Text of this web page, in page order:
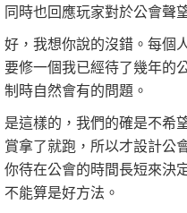
同時也回應玩家對於公會聲
好，我想你說的沒錯。每個
要修一個我已經待了幾年的
制時自然會有的問題。
是這樣的，我們的確是不希
賞拿了就跑，所以才設計公
你待在公會的時間長短來決
不能算是好方法。